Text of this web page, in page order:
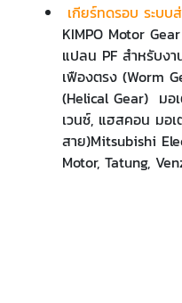
เกียร์ทดรอบ ระบบ
KIMPO Motor
แปลน PF สำหรับง
เฟืองตรง (Worm
(Helical Gear) มอ
เวนซ์, แฮสคอน มอ
สาย)Mitsubishi
Motor, Tatung,